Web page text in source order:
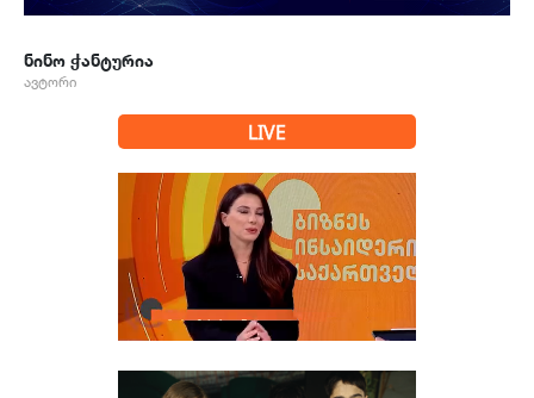
ნინო ჭანტურია
ავტორი
LIVE